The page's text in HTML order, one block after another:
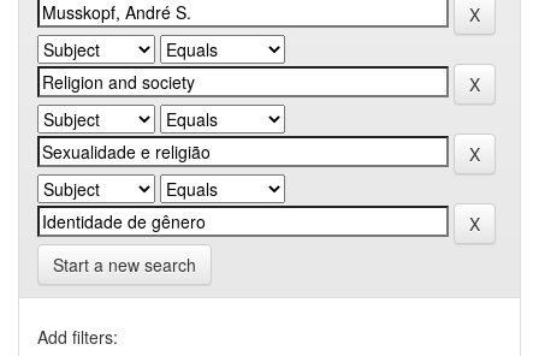
Start a new search
Add filters: